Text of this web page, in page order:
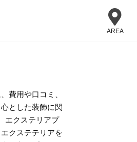
AREA
費用や口コミ、
とした装飾に関
エクステリアプ
クステテリアを